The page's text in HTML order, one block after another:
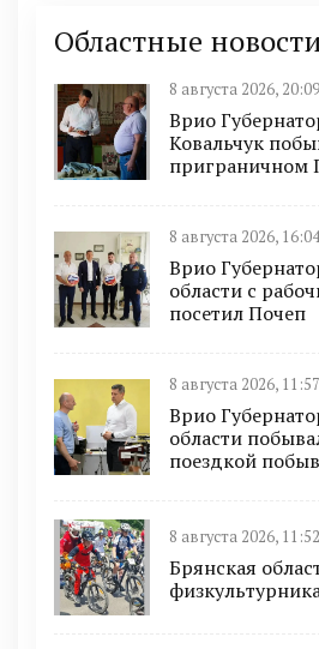
Областные
8 августа 2026, 20:09
Врио
Ковальчук
приграничном
8 августа 2026, 16:04
Врио
области с
посетил Почеп
8 августа 2026, 11:57
Врио
области
поездкой
8 августа 2026, 11:52
Брянская